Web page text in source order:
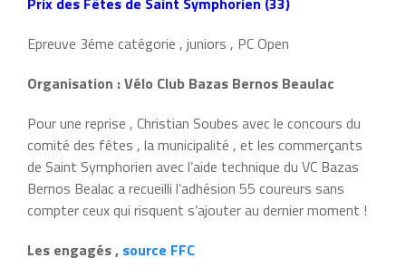
Epreuve 3éme catégorie , juniors , PC Open
Organisation : Vélo Club Bazas Bernos Beaulac
Pour une reprise , Christian Soubes avec le concours du
comité des fêtes , la municipalité , et les commerçants
de Saint Symphorien avec l’aide technique du VC Bazas
Bernos Bealac a recueilli l’adhésion 55 coureurs sans
compter ceux qui risquent s’ajouter au dernier moment !
Les engagés , source FFC